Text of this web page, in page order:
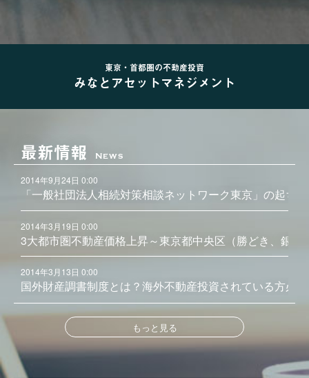
東京・首都圏の不動産投資
みなとアセットマネジメント
最新情報 News
2014年9月24日 0:00
「一般社団法人相続対策相談ネットワーク東京」の起ち
2014年3月19日 0:00
3大都市圏不動産価格上昇～東京都中央区（勝どき、銀座
2014年3月13日 0:00
国外財産調書制度とは？海外不動産投資されている方必見
もっと見る